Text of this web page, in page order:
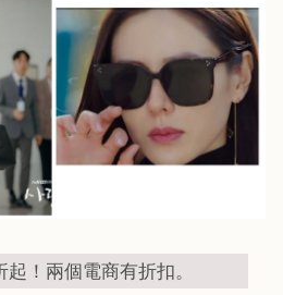
！兩個電商有折扣。